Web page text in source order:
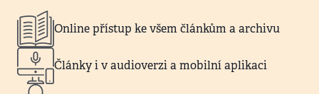
Online přístup ke všem článkům a archivu
Články i v audioverzi a mobilní aplikaci